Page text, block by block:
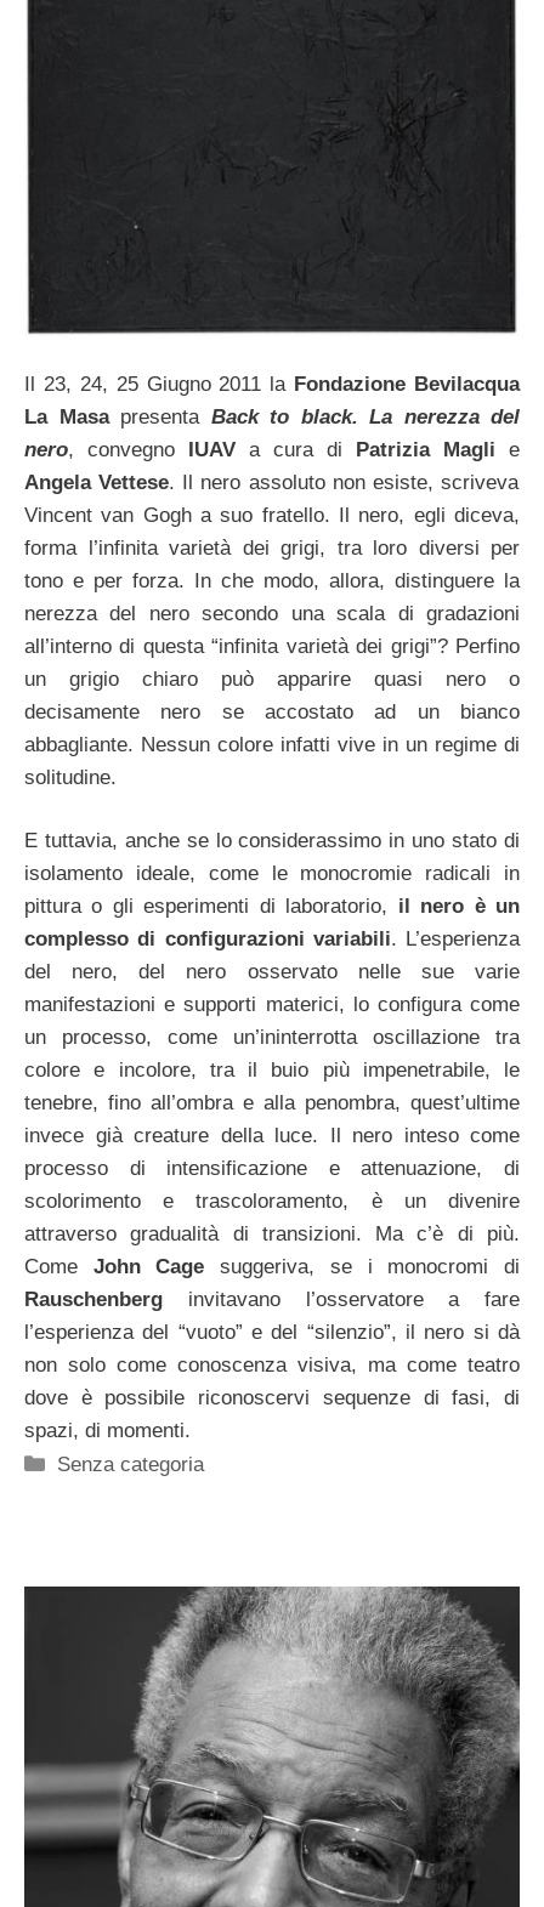
Il 23, 24, 25 Giugno 2011 la Fondazione Bevilacqua
La Masapresenta Back to black. La nerezza del
nero, convegno IUAV a cura di Patrizia Magli e
Angela Vettese. Il nero assoluto non esiste, scriveva
Vincent van Gogh a suo fratello. Il nero, egli diceva,
forma l’infinita varietà dei grigi, tra loro diversi per
tono e per forza. In che modo, allora, distinguere la
nerezza del nero secondo una scala di gradazioni
all’interno di questa “infinita varietà dei grigi”? Perfino
un grigio chiaro può apparire quasi nero o
decisamente nero se accostato ad un bianco
abbagliante. Nessun colore infatti vive in un regime di
solitudine.
E tuttavia, anche se lo considerassimo in uno stato di
isolamento ideale, come le monocromie radicali in
pittura o gli esperimenti di laboratorio, il nero è un
complesso di configurazioni variabili. L’esperienza
del nero, del nero osservato nelle sue varie
manifestazioni e supporti materici, lo configura come
un processo, come un’ininterrotta oscillazione tra
colore e incolore, tra il buio più impenetrabile, le
tenebre, fino all’ombra e alla penombra, quest’ultime
invece già creature della luce. Il nero inteso come
processo di intensificazione e attenuazione, di
scolorimento e trascoloramento, è un divenire
attraverso gradualità di transizioni. Ma c’è di più.
Come John Cage suggeriva, se i monocromi di
Rauschenberg invitavano l’osservatore a fare
l’esperienza del “vuoto” e del “silenzio”, il nero si dà
non solo come conoscenza visiva, ma come teatro
dove è possibile riconoscervi sequenze di fasi, di
spazi, di momenti.
Categorie
Senza categoria